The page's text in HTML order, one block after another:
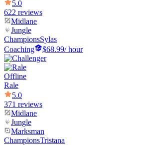
5.0
622 reviews
Midlane
Jungle
ChampionsSylas
Coaching
$68.99/ hour
Offline
Rale
5.0
371 reviews
Midlane
Jungle
Marksman
ChampionsTristana